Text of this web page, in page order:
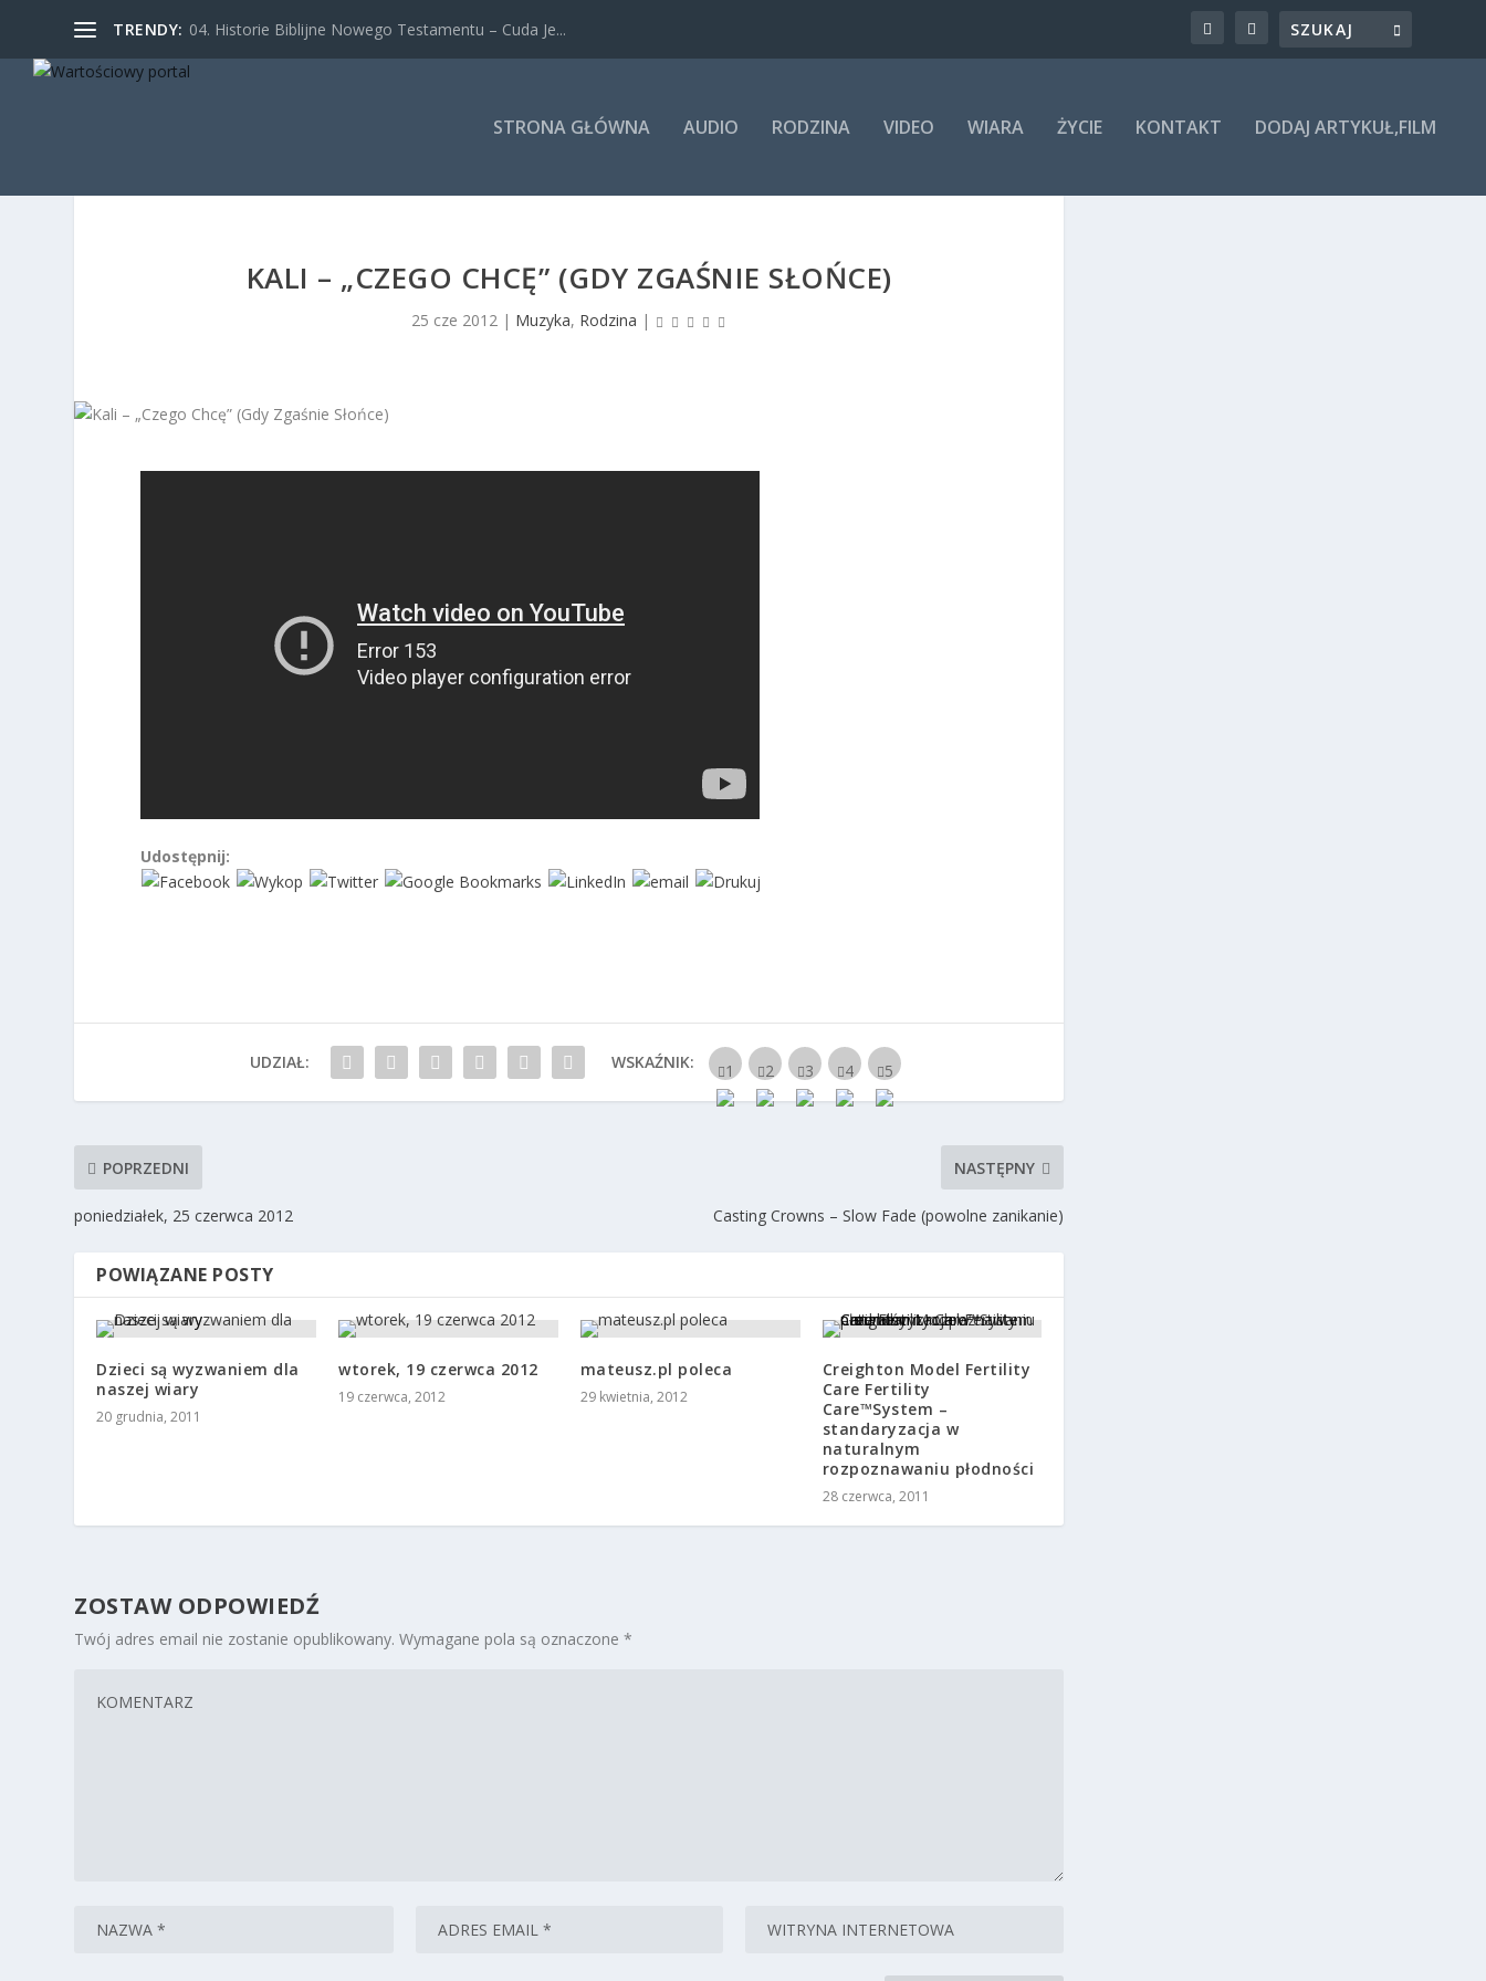
TRENDY: 04. Historie Biblijne Nowego Testamentu – Cuda Je...
STRONA GŁÓWNA AUDIO RODZINA VIDEO WIARA ŻYCIE KONTAKT DODAJ ARTYKUŁ,FILM
KALI – „CZEGO CHCĘ” (GDY ZGAŚNIE SŁOŃCE)
25 cze 2012| Muzyka, Rodzina |
Udostępnij:
UDZIAŁ: WSKAŹNIK:
POPRZEDNI
poniedziałek, 25 czerwca 2012
NASTĘPNY
Casting Crowns – Slow Fade (powolne zanikanie)
POWIĄZANE POSTY
Dzieci są wyzwaniem dla
naszej wiary
20 grudnia, 2011
wtorek, 19 czerwca 2012
19 czerwca, 2012
mateusz.pl poleca
29 kwietnia, 2012
Creighton Model Fertility
Care Fertility
Care™System –
standaryzacja w
naturalnym
rozpoznawaniu płodności
28 czerwca, 2011
ZOSTAW ODPOWIEDŹ
Twój adres email nie zostanie opublikowany. Wymagane pola są oznaczone*